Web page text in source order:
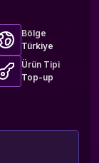
Bölge
Türkiye
Ürün Tipi
Top-up